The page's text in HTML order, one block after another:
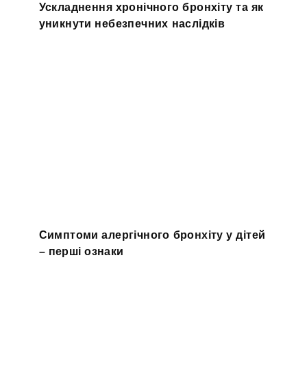
Ускладнення хронічного бронхіту та як
уникнути небезпечних наслідків
Симптоми алергічного бронхіту у дітей
– перші ознаки